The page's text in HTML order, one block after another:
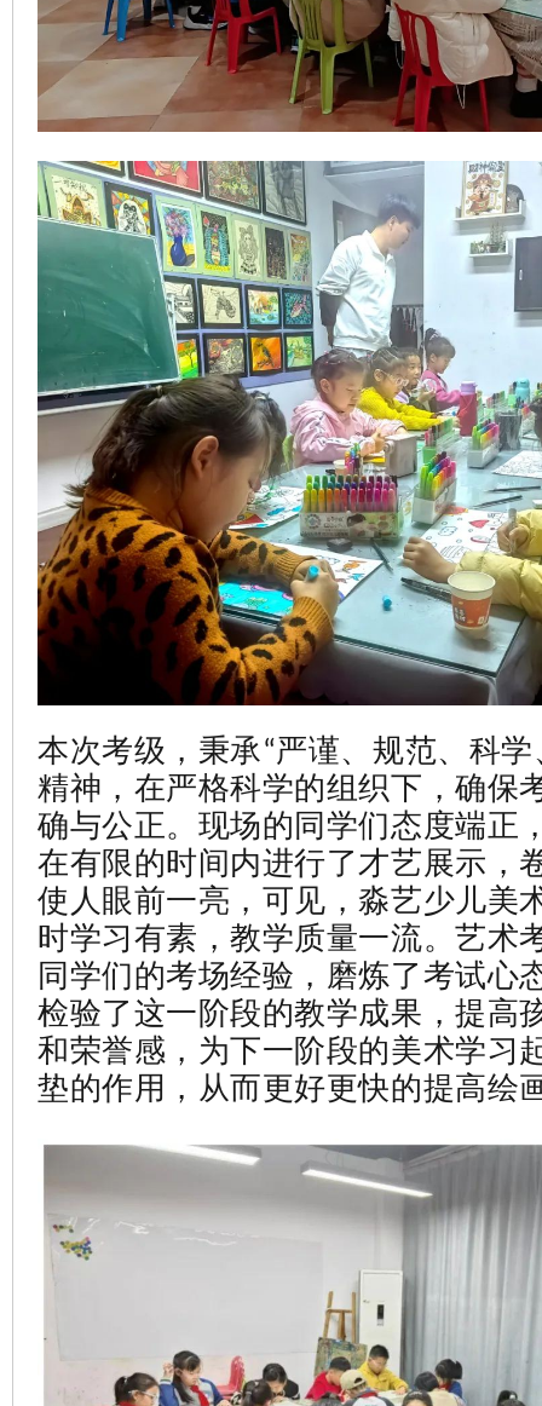
本次考级，秉承“严谨、规范、科学
精神，在严格科学的组织下，确保
确与公正。 现场的同学们态度端正
在有限的时间内进行了才艺展示，
使人眼前一亮，可见，淼艺少儿美
时学习有素，教学质量一流。 艺术
同学们的考场经验，磨炼了考试心
检验了这一阶段的教学成果，提高
和荣誉感，为下一阶段的美术学习
垫的作用，从而更好更快的提高绘